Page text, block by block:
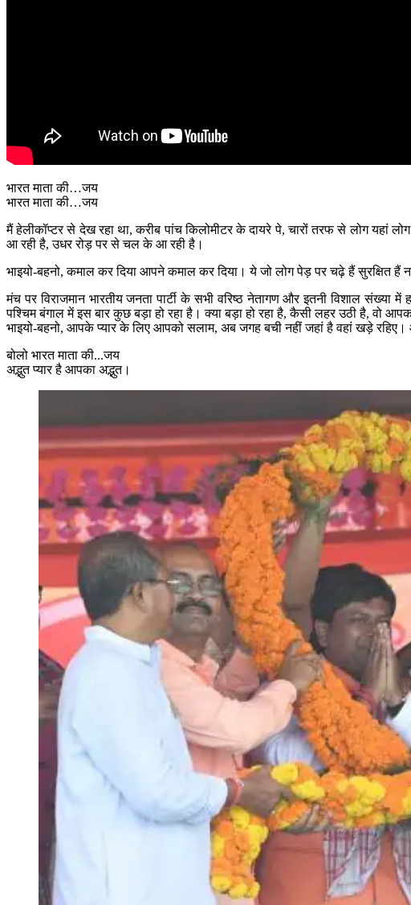
भारत माता की…जय
भारत माता की…जय
मैं हेलीकॉप्टर से देख रहा था, करीब पांच किलोमीटर के दायरे पे, चारों तरफ से लोग यहां
आ रही है, उधर रोड़ पर से चल के आ रही है।
भाइयो-बहनो, कमाल कर दिया आपने कमाल कर दिया। ये जो लोग पेड़ पर चढ़े हैं
मंच पर विराजमान भारतीय जनता पार्टी के सभी वरिष्ठ नेतागण और इतनी विशाल संख्या
पश्चिम बंगाल में इस बार कुछ बड़ा हो रहा है। क्या बड़ा हो रहा है, कैसी लहर उठी है, वो
भाइयो-बहनो, आपके प्यार के लिए आपको सलाम, अब जगह बची नहीं जहां है वहां खड़े
बोलो भारत माता की...जय
अद्भुत प्यार है आपका अद्भुत।